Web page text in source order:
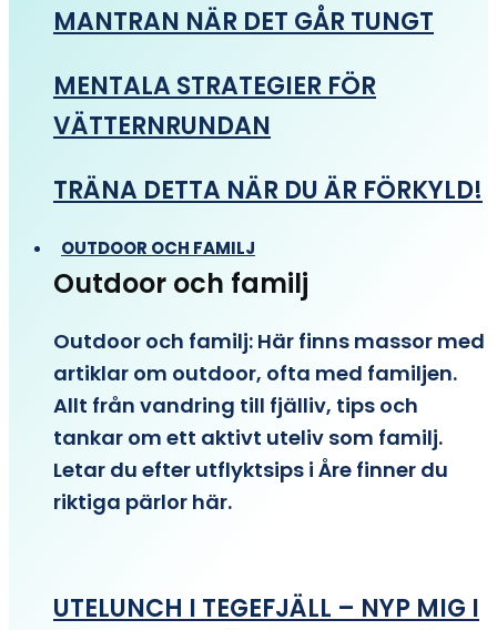
MANTRAN NÄR DET GÅR TUNGT
MENTALA STRATEGIER FÖR
VÄTTERNRUNDAN
TRÄNA DETTA NÄR DU ÄR FÖRKYLD!
OUTDOOR OCH FAMILJ
Outdoor och familj
Outdoor och familj: Här finns massor med
artiklar om outdoor, ofta med familjen.
Allt från vandring till fjälliv, tips och
tankar om ett aktivt uteliv som familj.
Letar du efter utflyktsips i Åre finner du
riktiga pärlor här.
UTELUNCH I TEGEFJÄLL – NYP MIG I